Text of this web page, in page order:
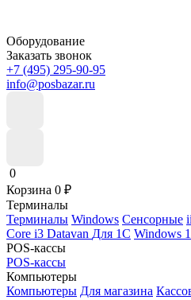
Оборудование
Заказать звонок
+7 (495) 295-90-95
info@posbazar.ru
0
Корзина 0 ₽
Терминалы
Терминалы Windows Сенсорные
Core i3 Datavan Для 1С Windows
POS-кассы
POS-кассы
Компьютеры
Компьютеры Для магазина